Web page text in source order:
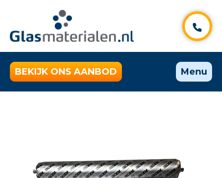
BEKIJK ONS AANBOD Menu